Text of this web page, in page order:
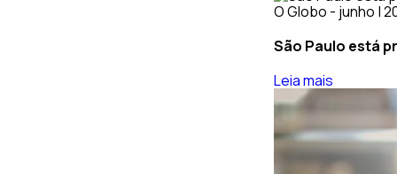
O Globo - junho |
São Paulo está
Leia mais